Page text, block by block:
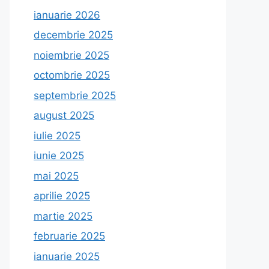
ianuarie 2026
decembrie 2025
noiembrie 2025
octombrie 2025
septembrie 2025
august 2025
iulie 2025
iunie 2025
mai 2025
aprilie 2025
martie 2025
februarie 2025
ianuarie 2025